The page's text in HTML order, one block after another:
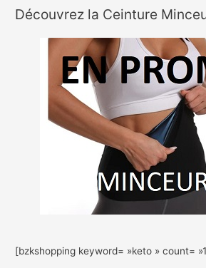
Découvrez la Ceinture
[bzkshopping keyword= »keto » count=